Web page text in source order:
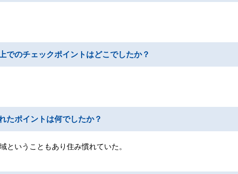
でのチェックポイントはどこでしたか？
たポイントは何でしたか？
ということもあり住み慣れていた。